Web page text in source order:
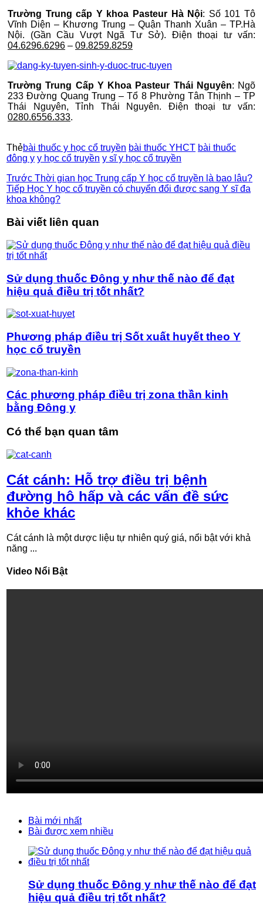
Trường Trung cấp Y khoa Pasteur Hà Nội: Số 101 Tô
Vĩnh Diện – Khương Trung – Quận Thanh Xuân – TP.Hà
Nội. (Gần Cầu Vượt Ngã Tư Sở). Điện thoại tư vấn:
04.6296.6296 – 09.8259.8259
Trường Trung Cấp Y Khoa Pasteur Thái Nguyên: Ngõ
233 Đường Quang Trung – Tổ 8 Phường Tân Thịnh – TP
Thái Nguyên, Tỉnh Thái Nguyên. Điện thoại tư vấn:
0280.6556.333.
Thẻbài thuốc y học cổ truyền bài thuốc YHCT bài thuốc
đông y y học cổ truyền y sĩ y học cổ truyền
Trước Thời gian học Trung cấp Y học cổ truyền là bao lâu?
Tiếp Học Y học cổ truyền có chuyển đổi được sang Y sĩ đa
khoa không?
Bài viết liên quan
Sử dụng thuốc Đông y như thế nào để đạt
hiệu quả điều trị tốt nhất?
Phương pháp điều trị Sốt xuất huyết theo Y
học cổ truyền
Các phương pháp điều trị zona thần kinh
bằng Đông y
Có thể bạn quan tâm
Cát cánh: Hỗ trợ điều trị bệnh
đường hô hấp và các vấn đề sức
khỏe khác
Cát cánh là một dược liệu tự nhiên quý giá, nổi bật với khả
năng ...
Video Nổi Bật
Bài mới nhất
Bài được xem nhiều
Sử dụng thuốc Đông y như thế nào để đạt
hiệu quả điều trị tốt nhất?